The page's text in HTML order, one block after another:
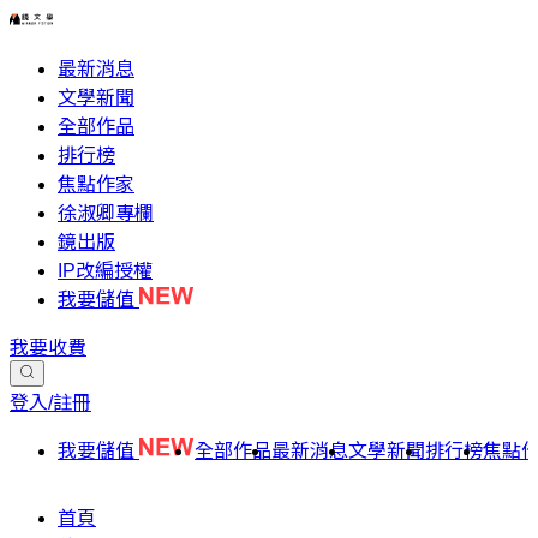
最新消息
文學新聞
全部作品
排行榜
焦點作家
徐淑卿專欄
鏡出版
IP改編授權
我要儲值
我要收費
登入/註冊
我要儲值 全部作品最新消息文學新聞排行榜焦點
首頁